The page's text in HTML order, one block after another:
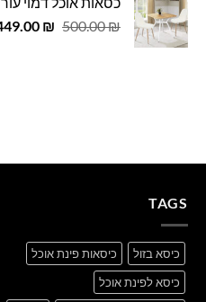
היה:
29.00 ₪.
₪.
500.00₪
המחיר
₪
TAGS
כיסא בזול
כיסאות פינת אוכל
כיסא לפינת אוכל